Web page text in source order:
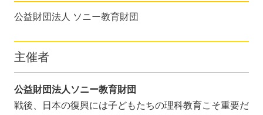
公益財団法人 ソニー教育財団
主催者
公益財団法人ソニー教育財団
戦後、日本の復興には子どもたちの理科教育こそ重要だ